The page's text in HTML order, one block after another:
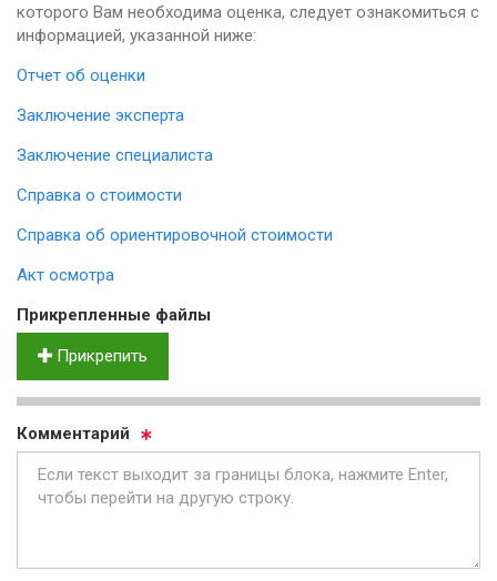
которого Вам необходима оценка, следует ознакомиться с
информацией, указанной ниже:
Отчет об оценки
Заключение эксперта
Заключение специалиста
Справка о стоимости
Справка об ориентировочной стоимости
Акт осмотра
Прик­реп­лен­ные фай­лы
Прикрепить
Ком­мен­та­рий